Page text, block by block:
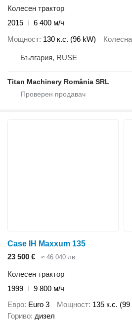
Колесен трактор
2015
6 400 м/ч
Мощност 130 к.с. (96 kW)
България, RUSE
Titan Machinery România SRL
Case IH Maxxum 135
23 500 €
≈ 46 040 лв.
Колесен трактор
1999
9 800 м/ч
Евро Euro 3 Мощност 135 к.с. (99
Гориво дизел